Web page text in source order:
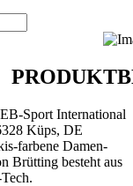
Sport International
Küps, DE
farbene Damen-
Brütting besteht aus